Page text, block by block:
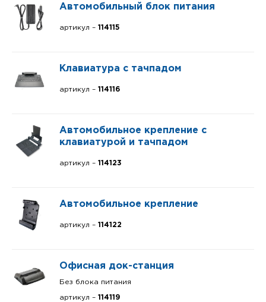
Автомобильный блок питания
артикул – 114115
Клавиатура с тачпадом
артикул – 114116
Автомобильное крепление с
клавиатурой и тачпадом
артикул – 114123
Автомобильное крепление
артикул – 114122
Офисная док-станция
Без блока питания
артикул – 114119